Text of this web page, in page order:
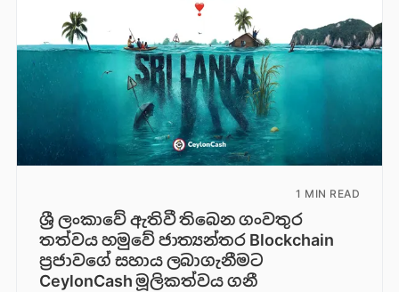
1 MIN READ
ශ්‍රී ලංකාවේ ඇතිවී තිබෙන ගංවතුර
තත්වය හමුවේ ජාත්‍යන්තර Blockchain
ප්‍රජාවගේ සහාය ලබාගැනීමට
CeylonCash මූලිකත්වය ග​නී